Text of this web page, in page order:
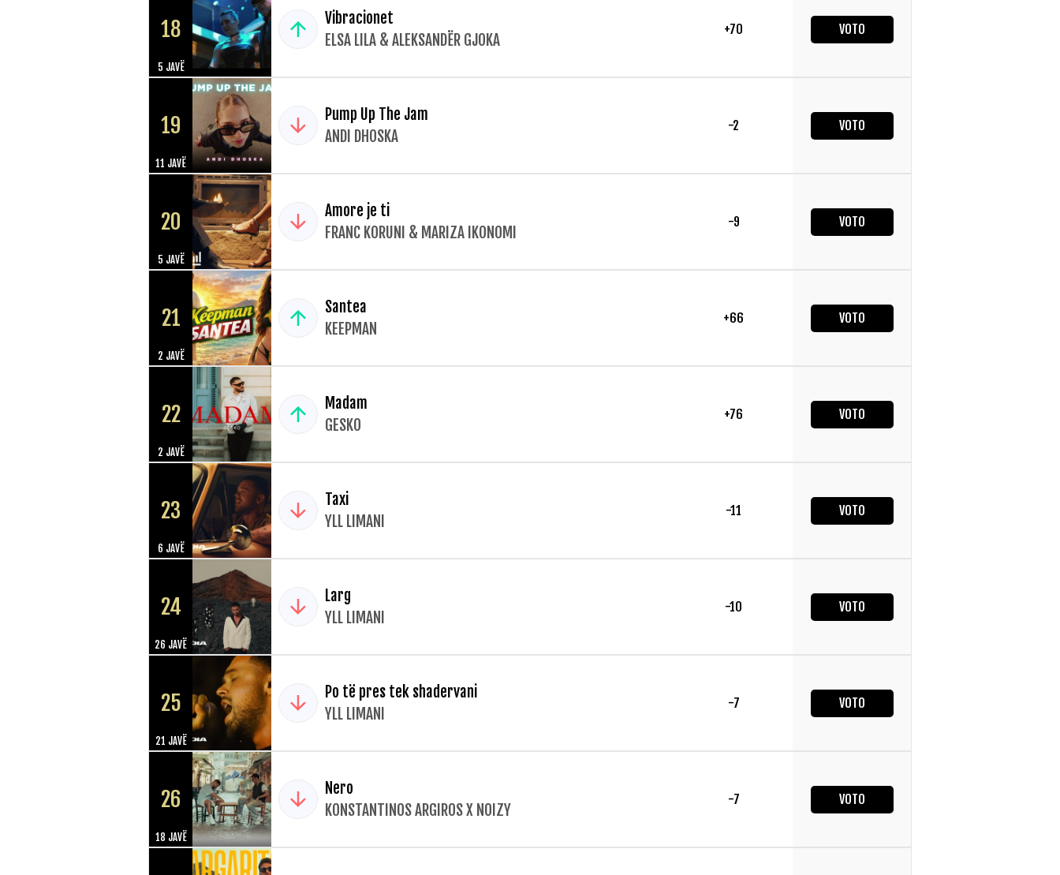
18
5 JAVË
Vibracionet
ELSA LILA & ALEKSANDËR GJOKA
+70 VOTO
19
11 JAVË
Pump Up The Jam
ANDI DHOSKA
-2 VOTO
20
5 JAVË
Amore je ti
FRANC KORUNI & MARIZA IKONOMI
-9 VOTO
21
2 JAVË
Santea
KEEPMAN
+66 VOTO
22
2 JAVË
Madam
GESKO
+76 VOTO
23
6 JAVË
Taxi
YLL LIMANI
-11 VOTO
24
26 JAVË
Larg
YLL LIMANI
-10 VOTO
25
21 JAVË
Po të pres tek shadervani
YLL LIMANI
-7 VOTO
26
18 JAVË
Nero
KONSTANTINOS ARGIROS X NOIZY
-7 VOTO